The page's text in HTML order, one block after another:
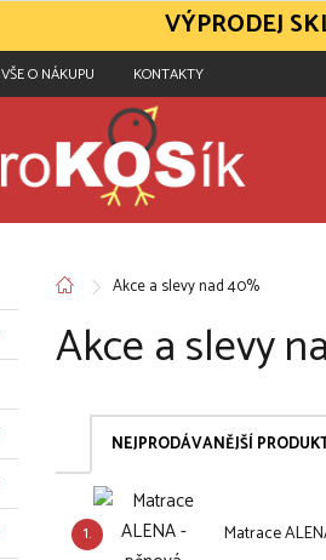
VŠE O NÁKUPU KONTAKTY
Akce a slevy nad 40%
Akce a slevy
NEJPRODÁVANĚJŠÍ
1. Matrace
VÝPRODEJ